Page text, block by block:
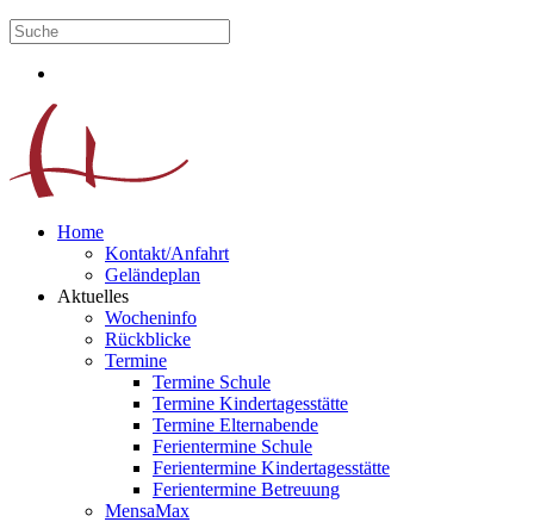
Home
Kontakt/Anfahrt
Geländeplan
Aktuelles
Wocheninfo
Rückblicke
Termine
Termine Schule
Termine Kindertagesstätte
Termine Elternabende
Ferientermine Schule
Ferientermine Kindertagesstätte
Ferientermine Betreuung
MensaMax